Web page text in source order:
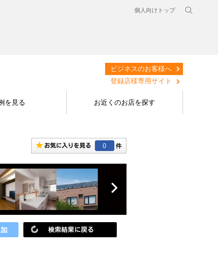
個人向けトップ
ビジネスのお客様へ
登録店様専用サイト
を見る お近くのお店を探す
0